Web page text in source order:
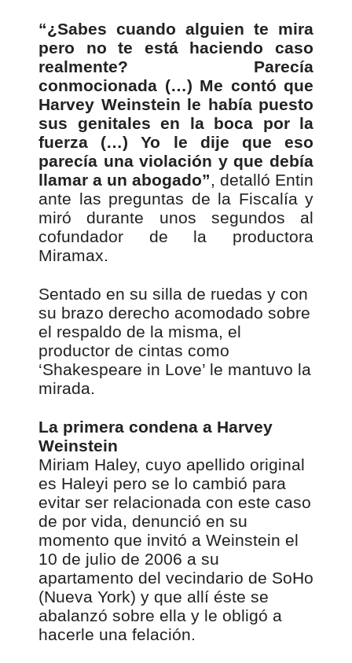
“¿Sabes cuando alguien te mira
pero no te está haciendo caso
realmente? Parecía
conmocionada (…) Me contó que
Harvey Weinstein le había puesto
sus genitales en la boca por la
fuerza (…) Yo le dije que eso
parecía una violación y que debía
llamar a un abogado”, detalló Entin
ante las preguntas de la Fiscalía y
miró durante unos segundos al
cofundador de la productora
Miramax.
Sentado en su silla de ruedas y con
su brazo derecho acomodado sobre
el respaldo de la misma, el
productor de cintas como
‘Shakespeare in Love’ le mantuvo la
mirada.
La primera condena a Harvey
Weinstein
Miriam Haley, cuyo apellido original
es Haleyi pero se lo cambió para
evitar ser relacionada con este caso
de por vida, denunció en su
momento que invitó a Weinstein el
10 de julio de 2006 a su
apartamento del vecindario de SoHo
(Nueva York) y que allí éste se
abalanzó sobre ella y le obligó a
hacerle una felación.